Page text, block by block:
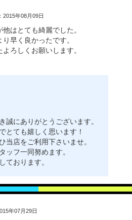
2015年08月09日
はとても綺麗でした。
早く良かったです。
ろしくお願いします。
誠にありがとうございます。
とても嬉しく思います！
当店をご利用下さいませ。
ッフ一同努めます。
ております。
年07月29日